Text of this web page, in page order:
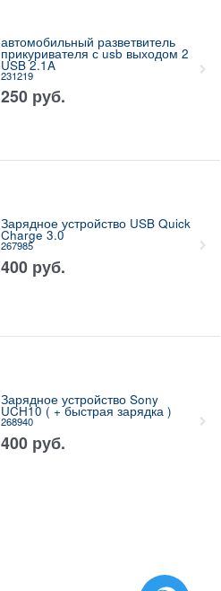
автомобильный разветвитель
прикуривателя с usb выходом 2
USB 2.1A
231219
250 руб.
Зарядное устройство USB Quick
Charge 3.0
267985
400 руб.
Зарядное устройство Sony
UCH10 ( + быстрая зарядка )
268940
400 руб.